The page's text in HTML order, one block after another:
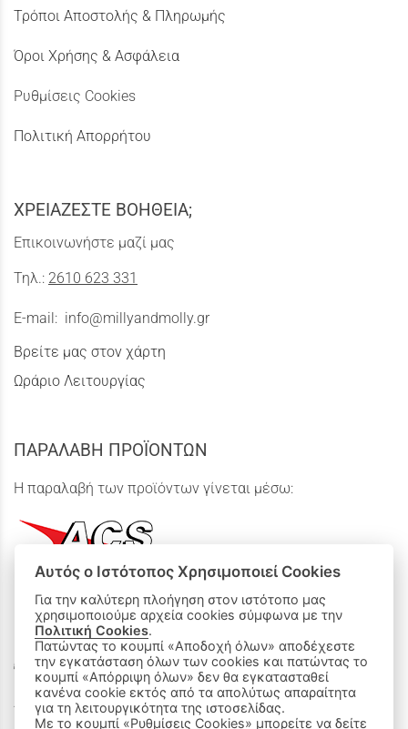
Τρόποι Αποστολής & Πληρωμής
Όροι Χρήσης & Ασφάλεια
Ρυθμίσεις Cookies
Πολιτική Απορρήτου
ΧΡΕΙΑΖΕΣΤΕ ΒΟΗΘΕΙΑ;
Επικοινωνήστε μαζί μας
Τηλ.: 2610 623 331
E-mail: info@millyandmolly.gr
Βρείτε μας στον χάρτη
Ωράριο Λειτουργίας
ΠΑΡΑΛΑΒΗ ΠΡΟΪΟΝΤΩΝ
Η παραλαβή των προϊόντων γίνεται μέσω:
ΟΙ ΑΓΟΡΕΣ ΜΟΥ
Καλάθι Αγορών
Δεχόμαστε όλες τις πιστωτικές κάρτες:
Αυτός ο Ιστότοπος Χρησιμοποιεί Cookies
Για την καλύτερη πλοήγηση στον ιστότοπο μας
χρησιμοποιούμε αρχεία cookies σύμφωνα με την
Πολιτική Cookies.
Πατώντας το κουμπί «Αποδοχή όλων» αποδέχεστε
την εγκατάσταση όλων των cookies και πατώντας το
κουμπί «Απόρριψη όλων» δεν θα εγκατασταθεί
κανένα cookie εκτός από τα απολύτως απαραίτητα
για τη λειτουργικότητα της ιστοσελίδας.
Με το κουμπί «Ρυθμίσεις Cookies» μπορείτε να δείτε